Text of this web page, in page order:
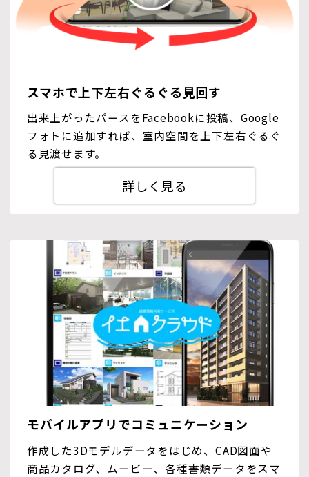
スマホで上下左右ぐるぐる見回す
出来上がったパースをFacebookに投稿、Google
フォトに追加すれば、室内空間を上下左右ぐるぐ
る見渡せます。
詳しく見る
モバイルアプリでコミュニケーション
作成した3Dモデルデータをはじめ、CAD図面や
商品カタログ、ムービー、各種書類データをスマ